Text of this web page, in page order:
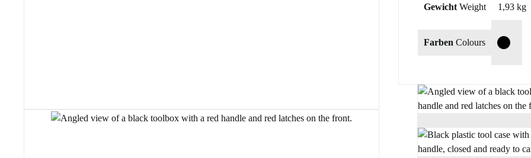
Gewicht Weight 1,93 kg
Farben Colours